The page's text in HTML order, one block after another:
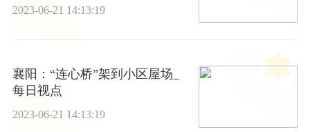
2023-06-21 14:13:19
襄阳：“连心桥”架到小区屋场_
每日视点
2023-06-21 14:13:19